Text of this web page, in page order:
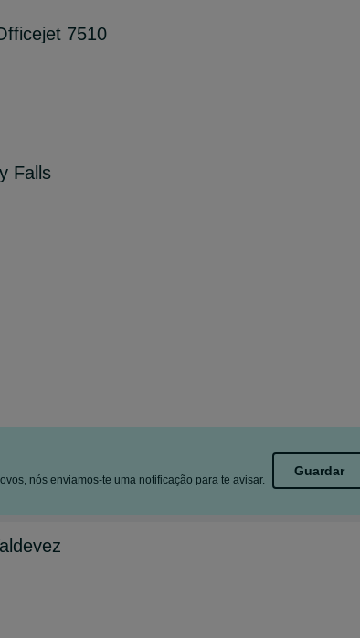
7510
Falls
nós enviamos-te uma notificação para te avisar.
Guardar